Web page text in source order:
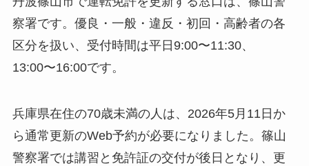
察署です。優良・一般・違反・初回・高齢者の各
区分を扱い、受付時間は平日9:00〜11:30、
13:00〜16:00です。
兵庫県在住の70歳未満の人は、2026年5月11日か
ら通常更新のWeb予約が必要になりました。篠山
警察署では講習と免許証の交付が後日となり、更